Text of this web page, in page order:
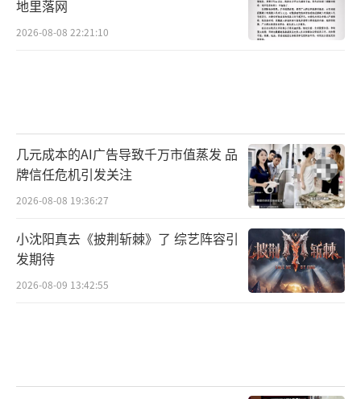
27年约86%，几乎挤压智能手机和CPU需求空
间。内存同样紧。HBM按每bit计算大约消耗普
项目有多条技术路线，带电土地、燃机、表后
发电都能分流压力；先进晶圆厂要先建洁净
室，再装设备，再做工艺验证。资本不是唯一
约束，时间和工艺积累同样卡脖子。较现实的
缓解窗口更像是2032至2034年，而不是2027至
2029年。
地里落网
2026-08-08 22:21:10
几元成本的AI广告导致千万市值蒸发 品
牌信任危机引发关注
2026-08-08 19:36:27
小沈阳真去《披荆斩棘》了 综艺阵容引
发期待
2026-08-09 13:42:55